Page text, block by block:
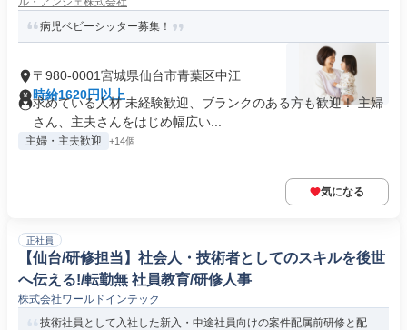
病児ベビーシッター募集！
〒980-0001宮城県仙台市青葉区中江
時給1620円以上
求めている人材 未経験歓迎、ブランクのある方も歓迎！ 主婦
さん、主夫さんをはじめ幅広い...
主婦・主夫歓迎 +14個
気になる
正社員
【仙台/研修担当】社会人・技術者としてのスキルを後世
へ伝える!/転勤無 社員教育/研修人事
株式会社ワールドインテック
技術社員として入社した新入・中途社員向けの案件配属前研修と配